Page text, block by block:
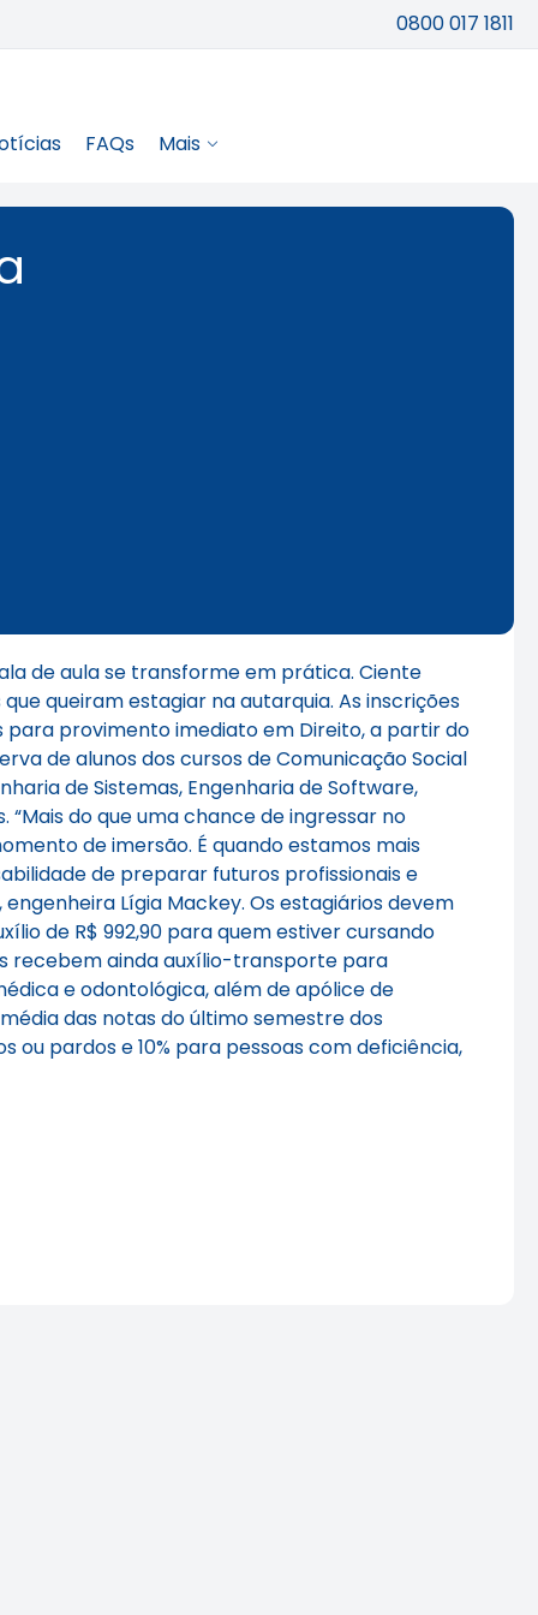
0800 017 1811
FAQs Mais
de aula se transforme em prática. Ciente
queiram estagiar na autarquia. As inscrições
para provimento imediato em Direito, a partir do
de alunos dos cursos de Comunicação Social
de Sistemas, Engenharia de Software,
do que uma chance de ingressar no
de imersão. É quando estamos mais
de preparar futuros profissionais e
Lígia Mackey. Os estagiários devem
de R$ 992,90 para quem estiver cursando
recebem ainda auxílio-transporte para
e odontológica, além de apólice de
das notas do último semestre dos
pardos e 10% para pessoas com deficiência,